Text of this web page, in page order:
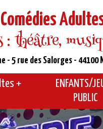
Comédies
: théâtre,
- 5 rue des Salorges - 44100
+
ENFANTS/
PUBLIC